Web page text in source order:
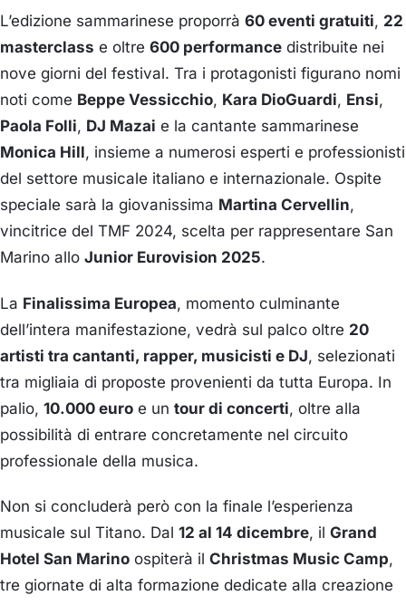
L’edizione sammarinese proporrà 60 eventi gratuiti, 22
masterclass e oltre 600 performance distribuite nei
nove giorni del festival. Tra i protagonisti figurano nomi
noti come Beppe Vessicchio, Kara DioGuardi, Ensi,
Paola Folli, DJ Mazai e la cantante sammarinese
Monica Hill, insieme a numerosi esperti e professionisti
del settore musicale italiano e internazionale. Ospite
speciale sarà la giovanissima Martina Cervellin,
vincitrice del TMF 2024, scelta per rappresentare San
Marino allo Junior Eurovision 2025.
La Finalissima Europea, momento culminante
dell’intera manifestazione, vedrà sul palco oltre 20
artisti tra cantanti, rapper, musicisti e DJ, selezionati
tra migliaia di proposte provenienti da tutta Europa. In
palio, 10.000 euro e un tour di concerti, oltre alla
possibilità di entrare concretamente nel circuito
professionale della musica.
Non si concluderà però con la finale l’esperienza
musicale sul Titano. Dal 12 al 14 dicembre, il Grand
Hotel San Marino ospiterà il Christmas Music Camp,
tre giornate di alta formazione dedicate alla creazione